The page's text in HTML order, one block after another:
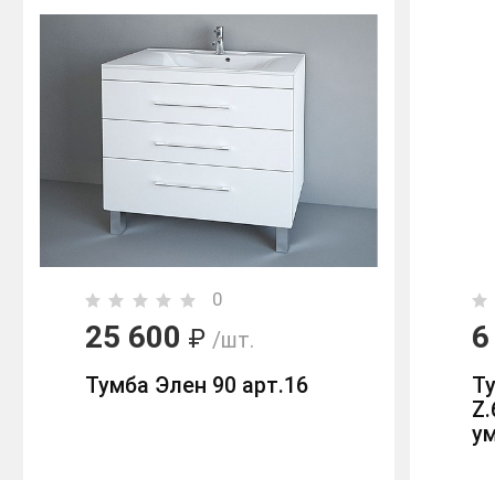
0
25 600 ₽ /шт.
Тумба Элен 90 арт.16